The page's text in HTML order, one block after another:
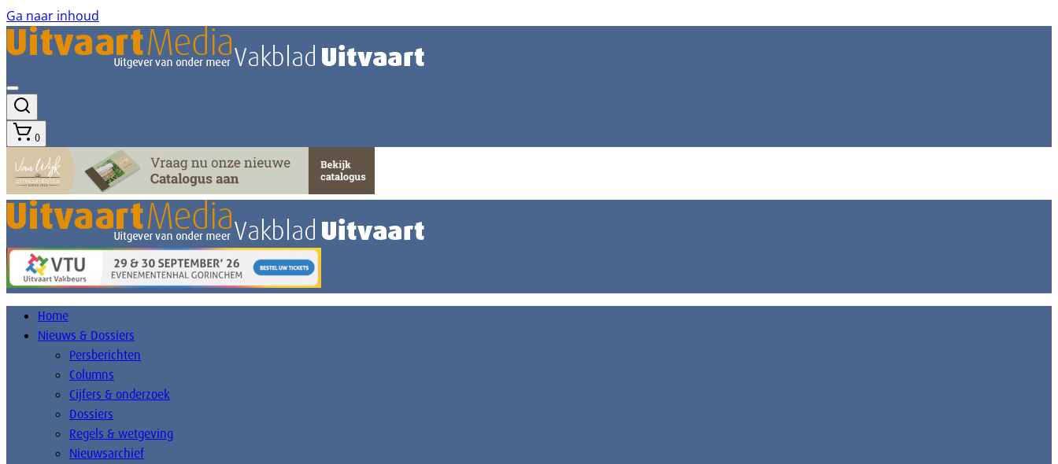
Ga naar inhoud
0
Home
Nieuws & Dossiers
Persberichten
Columns
Cijfers & onderzoek
Dossiers
Regels & wetgeving
Nieuwsarchief